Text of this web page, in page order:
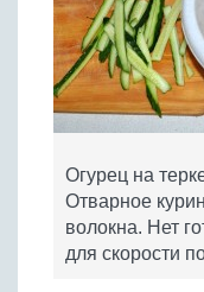
Огурец на
Отварное
волокна. Нет
для скорости